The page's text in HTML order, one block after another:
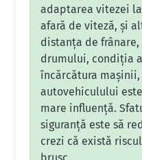
adaptarea vitezei
afară de viteză, și
distanța de
drumului, condiția
încărcătura
autovehiculului
mare influență.
siguranță este să
crezi că există